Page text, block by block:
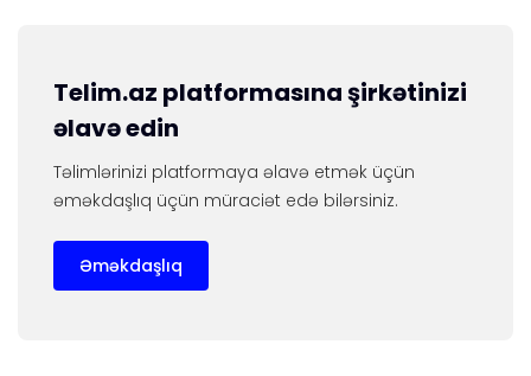
Telim.az platformasına şirkətinizi
əlavə edin
Təlimlərinizi platformaya əlavə etmək üçün
əməkdaşlıq üçün müraciət edə bilərsiniz.
Əməkdaşlıq